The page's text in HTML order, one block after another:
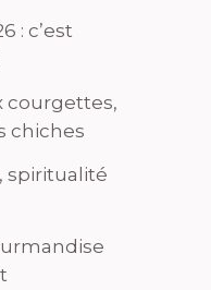
: c’est
courgettes,
chiches
spiritualité